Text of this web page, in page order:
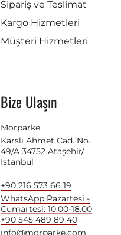
Sipariş ve Teslimat
Kargo Hizmetleri
Müşteri Hizmetleri
Bize Ulaşın
Morparke
Karslı Ahmet Cad. No.
49/A 34752 Ataşehir/
İstanbul
+90 216 573 66 19
WhatsApp Pazartesi -
Cumartesi: 10.00-18.00
+90 545 489 89 40
info@morparke.com